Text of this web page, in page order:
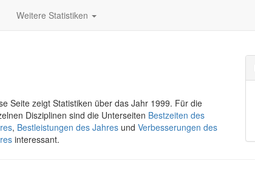
Weitere Statistiken
Seite zeigt Statistiken über das Jahr 1999. Für die
Disziplinen sind die Unterseiten Bestzeiten des
, Bestleistungen des Jahresund Verbesserungen des
interessant.